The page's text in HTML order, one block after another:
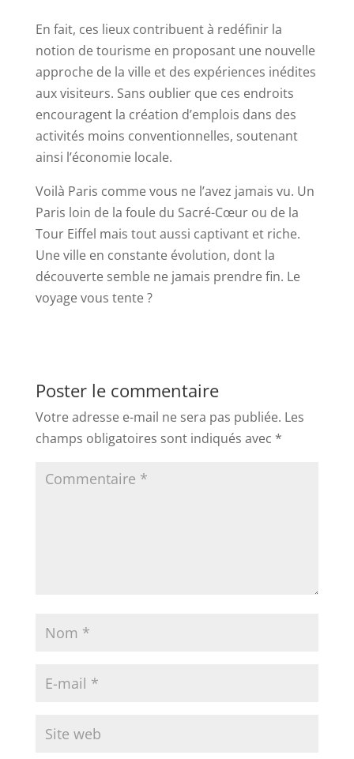
En fait, ces lieux contribuent à redéfinir la
notion de tourisme en proposant une nouvelle
approche de la ville et des expériences inédites
aux visiteurs. Sans oublier que ces endroits
encouragent la création d’emplois dans des
activités moins conventionnelles, soutenant
ainsi l’économie locale.
Voilà Paris comme vous ne l’avez jamais vu. Un
Paris loin de la foule du Sacré-Cœur ou de la
Tour Eiffel mais tout aussi captivant et riche.
Une ville en constante évolution, dont la
découverte semble ne jamais prendre fin. Le
voyage vous tente ?
Poster le commentaire
Votre adresse e-mail ne sera pas publiée. Les
champs obligatoires sont indiqués avec *